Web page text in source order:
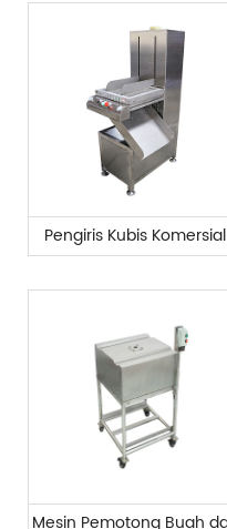
Pengiris Kubis Komersial